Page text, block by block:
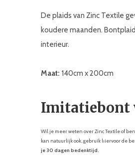
De plaids van Zinc Textile
koudere maanden.
interieur.
Maat: 140cm x 200cm
Imitatiebont
Wil je meer weten over Zinc Textile of
kan natuurlijk ook, gebruik hiervoor de
je30 dagen bedenktijd.